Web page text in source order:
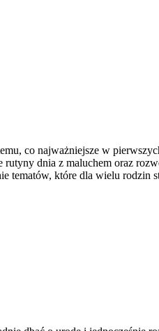
co najważniejsze w
dnia z maluchem oraz
tematów, które dla wielu rodzin